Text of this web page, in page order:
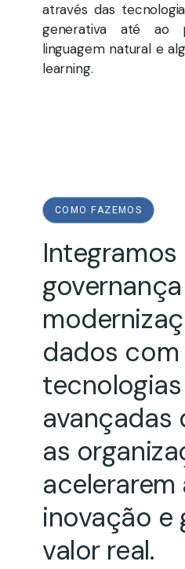
através das
generativa até ao
linguagem natural e
learning.
COMO FAZEMOS
dados com
tecnologias
avançadas
as
acelerarem
inovação e
valor real.